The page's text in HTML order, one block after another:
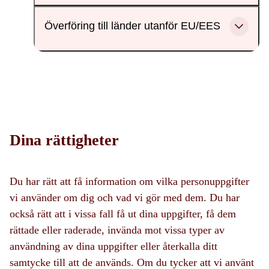
Överföring till länder utanför EU/EES
Dina rättigheter
Du har rätt att få information om vilka personuppgifter
vi använder om dig och vad vi gör med dem. Du har
också rätt att i vissa fall få ut dina uppgifter, få dem
rättade eller raderade, invända mot vissa typer av
användning av dina uppgifter eller återkalla ditt
samtycke till att de används. Om du tycker att vi använt